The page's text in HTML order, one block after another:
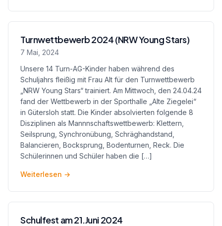
Turnwettbewerb 2024 (NRW Young Stars)
7 Mai, 2024
Unsere 14 Turn-AG-Kinder haben während des
Schuljahrs fleißig mit Frau Alt für den Turnwettbewerb
„NRW Young Stars“ trainiert. Am Mittwoch, den 24.04.24
fand der Wettbewerb in der Sporthalle „Alte Ziegelei“
in Gütersloh statt. Die Kinder absolvierten folgende 8
Disziplinen als Mannnschaftswettbewerb: Klettern,
Seilsprung, Synchronübung, Schräghandstand,
Balancieren, Bocksprung, Bodenturnen, Reck. Die
Schülerinnen und Schüler haben die […]
Weiterlesen →
Schulfest am 21.Juni 2024